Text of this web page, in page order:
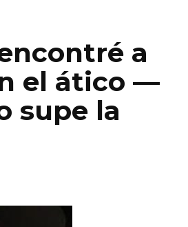
a
el ático —
supe la